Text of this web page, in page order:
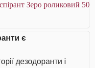
Зеро роликовий 50
є
дезодоранти і